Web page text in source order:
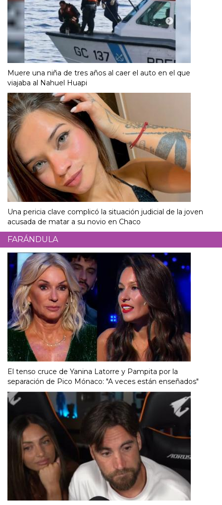
Muere una niña de tres años al caer el auto en el que
viajaba al Nahuel Huapi
Una pericia clave complicó la situación judicial de la joven
acusada de matar a su novio en Chaco
FARÁNDULA
El tenso cruce de Yanina Latorre y Pampita por la
separación de Pico Mónaco: "A veces están enseñados"